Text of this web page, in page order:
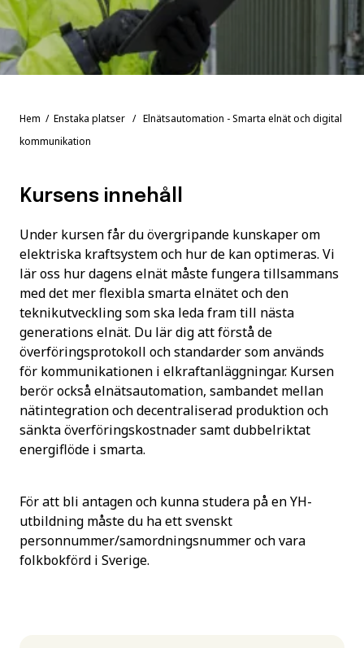
Hem / Enstaka platser / Elnätsautomation - Smarta elnät och digital
kommunikation
Kursens innehåll
Under kursen får du övergripande kunskaper om
elektriska kraftsystem och hur de kan optimeras. Vi
lär oss hur dagens elnät måste fungera tillsammans
med det mer flexibla smarta elnätet och den
teknikutveckling som ska leda fram till nästa
generations elnät. Du lär dig att förstå de
överföringsprotokoll och standarder som används
för kommunikationen i elkraftanläggningar. Kursen
berör också elnätsautomation, sambandet mellan
nätintegration och decentraliserad produktion och
sänkta överföringskostnader samt dubbelriktat
energiflöde i smarta.
För att bli antagen och kunna studera på en YH-
utbildning måste du ha ett svenskt
personnummer/samordningsnummer och vara
folkbokförd i Sverige.